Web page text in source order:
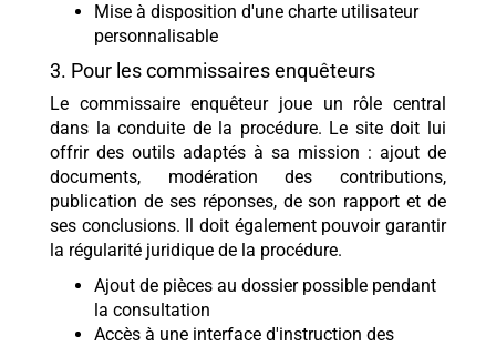
Mise à disposition d'une charte utilisateur
personnalisable
3. Pour les commissaires enquêteurs
Le commissaire enquêteur joue un rôle central
dans la conduite de la procédure. Le site doit lui
offrir des outils adaptés à sa mission : ajout de
documents, modération des contributions,
publication de ses réponses, de son rapport et de
ses conclusions. Il doit également pouvoir garantir
la régularité juridique de la procédure.
Ajout de pièces au dossier possible pendant
la consultation
Accès à une interface d'instruction des